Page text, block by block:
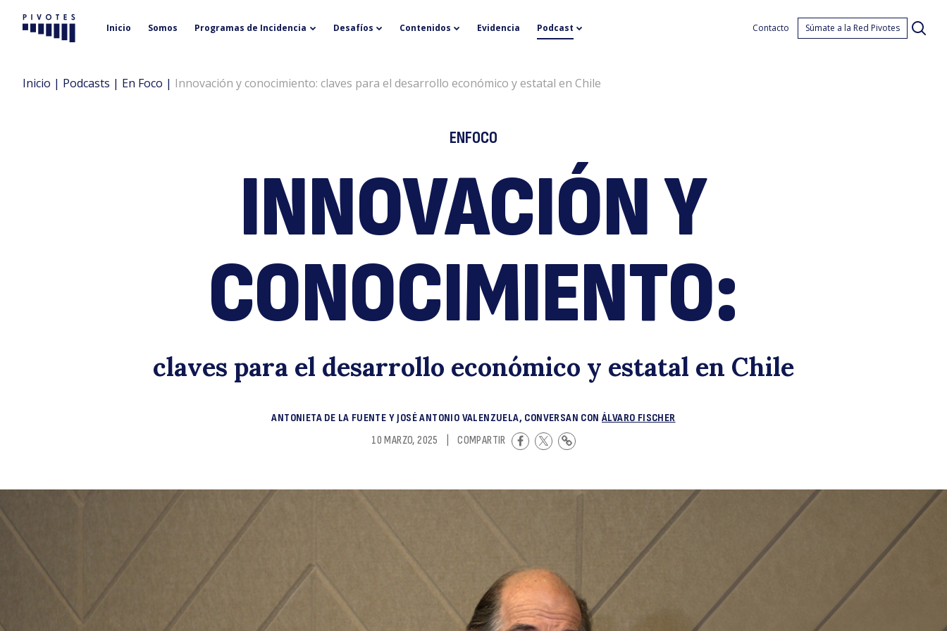
y
Pivotes Inicio Somos Programas de Incidencia Desafíos Contenidos Evidencia Podcast Contacto Súmate a la Red Pivotes
Inicio | Podcasts | En Foco | Innovación y conocimiento: claves para el desarrollo económico y estatal en Chile
ENFOCO
INNOVACIÓN Y
CONOCIMIENTO:
claves para el desarrollo económico y estatal en Chile
ANTONIETA DE LA FUENTE Y JOSÉ ANTONIO VALENZUELA, CONVERSAN CON ÁLVARO FISCHER
10 MARZO, 2025
COMPARTIR